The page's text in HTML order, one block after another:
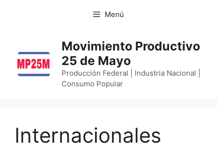
Menú
Movimiento Productivo
25 de Mayo
Producción Federal | Industria Nacional |
Consumo Popular
Internacionales